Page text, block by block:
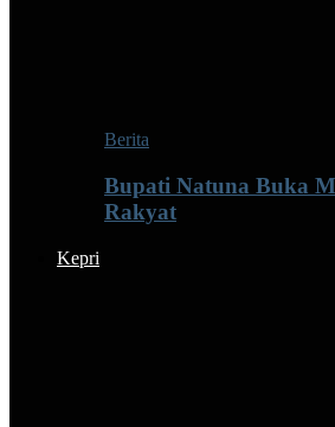
Berita
Bupati Natuna Buka
Rakyat
Kepri